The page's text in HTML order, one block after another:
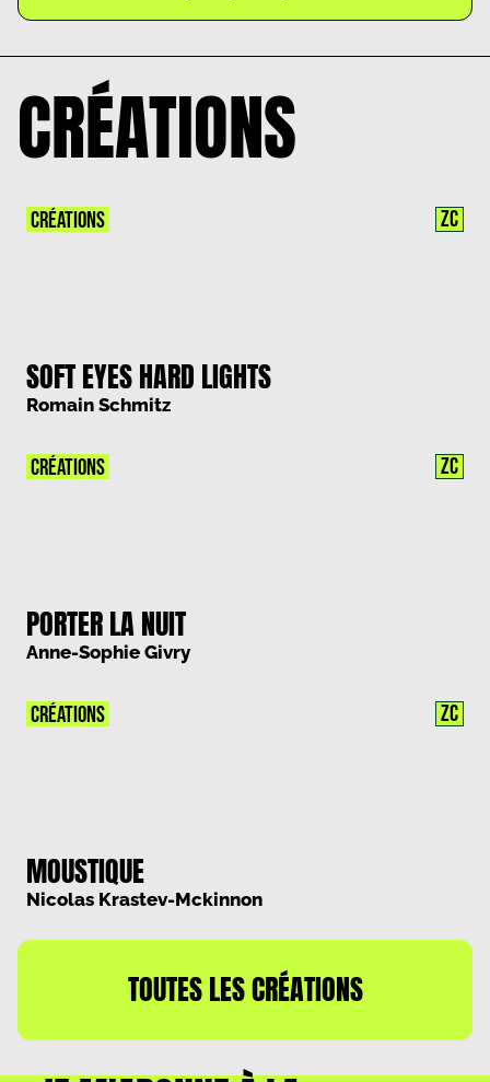
CRÉATIONS
SOFT EYES HARD LIGHTS
Romain Schmitz
CRÉATIONS ZC
PORTER LA NUIT
Anne-Sophie Givry
CRÉATIONS ZC
MOUSTIQUE
Nicolas Krastev-Mckinnon
CRÉATIONS ZC
TOUTES LES CRÉATIONS